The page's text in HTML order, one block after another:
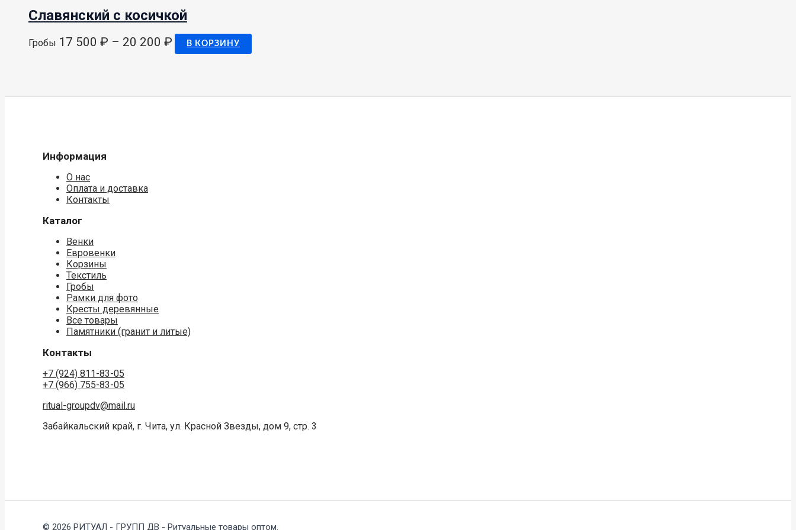
Славянский с косичкой
Гробы 17 500 ₽ – 20 200 ₽ В КОРЗИНУ
Информация
О нас
Оплата и доставка
Контакты
Каталог
Венки
Евровенки
Корзины
Текстиль
Гробы
Рамки для фото
Кресты деревянные
Все товары
Памятники (гранит и литые)
Контакты
+7 (924) 811-83-05
+7 (966) 755-83-05
ritual-groupdv@mail.ru
Забайкальский край, г. Чита, ул. Красной Звезды, дом 9, стр. 3
© 2026 РИТУАЛ - ГРУПП ДВ - Ритуальные товары оптом.